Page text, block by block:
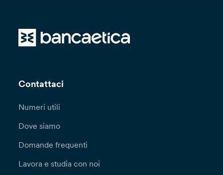
Contattaci
Numeri utili
Dove siamo
Domande frequenti
Lavora e studia con noi